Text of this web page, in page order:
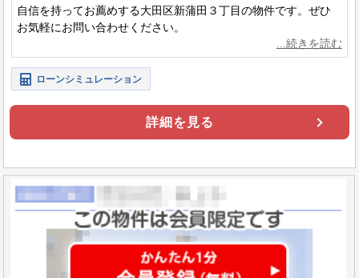
自信を持ってお薦めする大田区新蒲田３丁目の物件です。ぜひ
お気軽にお問い合わせください。
ローンシミュレーション
詳細を見る